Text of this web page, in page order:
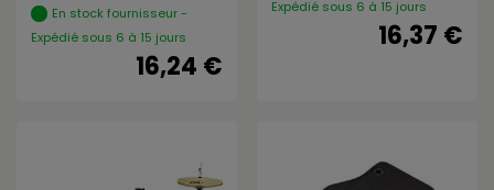
En stock fournisseur -
Expédié sous 6 à 15 jours
16,24 €
Expédié sous 6 à 15 jours
16,37 €